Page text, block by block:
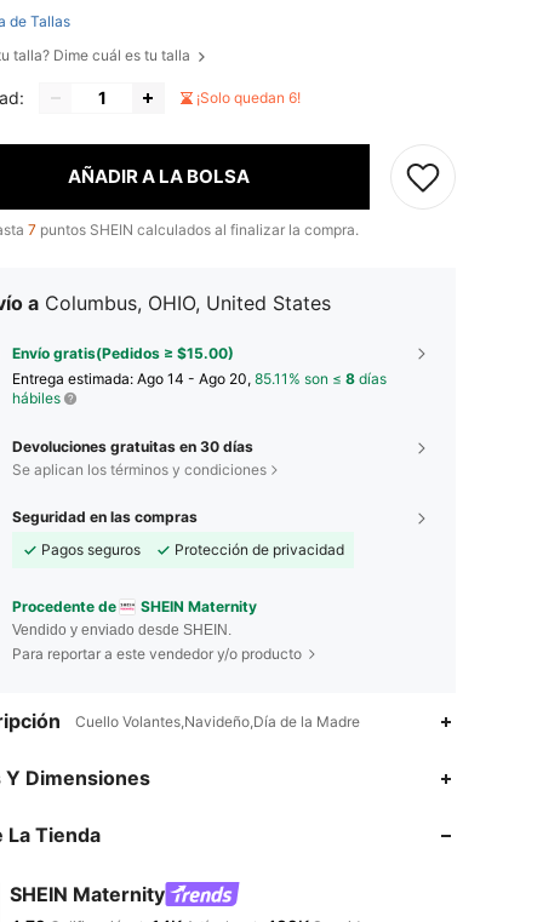
de Tallas
talla? Dime cuál es tu talla
¡Solo quedan 6!
AÑADIR A LA BOLSA
7 puntos SHEIN calculados al finalizar la compra.
a Columbus, OHIO, United States
Envío gratis(Pedidos ≥ $15.00)
Entrega estimada: Ago 14 - Ago 20, 85.11% son ≤ 8 días
hábiles
Devoluciones gratuitas en 30 días
Se aplican los términos y condiciones
Seguridad en las compras
Pagos seguros
Protección de privacidad
Procedente de SHEIN Maternity
Vendido y enviado desde SHEIN.
Para reportar a este vendedor y/o producto
Cuello Volantes,Navideño,Día de la Madre
Y Dimensiones
La Tienda
SHEIN Maternity
4.79
4.79 Calificación 14KArtículos